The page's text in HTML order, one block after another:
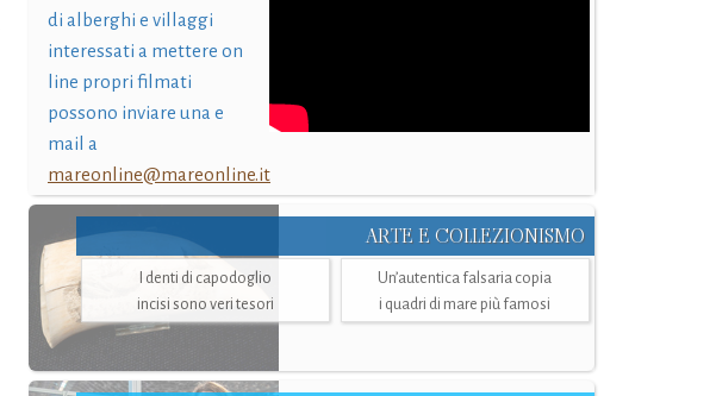
di alberghi e villaggi
interessati a mettere on
line propri filmati
possono inviare una e
mail a
mareonline@mareonline.it
ARTE E COLLEZIONISMO
I denti di capodoglio
incisi sono veri tesori
Un’autentica falsaria copia
i quadri di mare più famosi